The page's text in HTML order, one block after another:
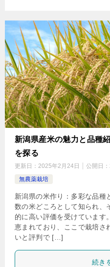
新潟県産米の魅力と品種
を探る
更新日： 2025年2月24日 公開日：
無農薬栽培
新潟県の米作り：多彩な品種
数の米どころとして知られ、
的に高い評価を受けています
恵まれており、ここで栽培さ
いと評判で […]
続き